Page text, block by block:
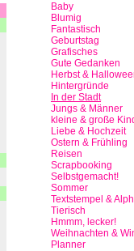
Baby
Blumig
Fantastisch
Geburtstag
Grafisches
Gute Gedanken
Herbst &
Hintergründe
In der Stadt
Jungs & Männer
kleine & große
Liebe & Hochzeit
Ostern & Frühling
Reisen
Scrapbooking
Selbstgemacht!
Sommer
Textstempel &
Tierisch
Hmmm, lecker!
Weihnachten &
Planner